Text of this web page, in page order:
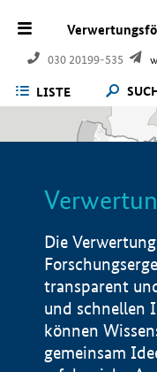
030 20199-535
LISTE
Die
transparent
und schnellen
können
gemeinsam